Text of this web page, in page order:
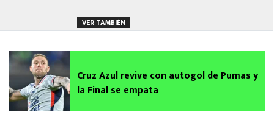
VER TAMBIÉN
Cruz Azul revive con autogol de Pumas y
la Final se empata